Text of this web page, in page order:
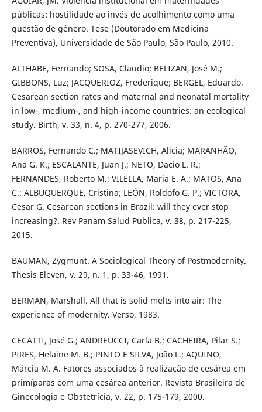
públicas: hostilidade ao invés de acolhimento como uma
questão de gênero. Tese (Doutorado em Medicina
Preventiva), Universidade de São Paulo, São Paulo, 2010.
ALTHABE, Fernando; SOSA, Claudio; BELIZAN, José M.;
GIBBONS, Luz; JACQUERIOZ, Frederique; BERGEL, Eduardo.
Cesarean section rates and maternal and neonatal mortality
in low‐, medium‐, and high‐income countries: an ecological
study. Birth, v. 33, n. 4, p. 270-277, 2006.
BARROS, Fernando C.; MATIJASEVICH, Alicia; MARANHÃO,
Ana G. K.; ESCALANTE, Juan J.; NETO, Dacio L. R.;
FERNANDES, Roberto M.; VILELLA, Maria E. A.; MATOS, Ana
C.; ALBUQUERQUE, Cristina; LEÓN, Roldofo G. P.; VICTORA,
Cesar G. Cesarean sections in Brazil: will they ever stop
increasing?. Rev Panam Salud Publica, v. 38, p. 217-225,
2015.
BAUMAN, Zygmunt. A Sociological Theory of Postmodernity.
Thesis Eleven, v. 29, n. 1, p. 33-46, 1991.
BERMAN, Marshall. All that is solid melts into air: The
experience of modernity. Verso, 1983.
CECATTI, José G.; ANDREUCCI, Carla B.; CACHEIRA, Pilar S.;
PIRES, Helaine M. B.; PINTO E SILVA, João L.; AQUINO,
Márcia M. A. Fatores associados à realização de cesárea em
primíparas com uma cesárea anterior. Revista Brasileira de
Ginecologia e Obstetrícia, v. 22, p. 175-179, 2000.